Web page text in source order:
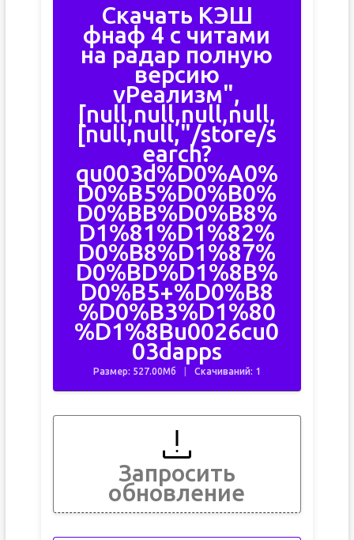
Скачать КЭШ
фнаф 4 с читами
на радар полную
версию
vРеализм",
[null,null,null,null,
[null,null,"/store/s
earch?
qu003d%D0%A0%
D0%B5%D0%B0%
D0%BB%D0%B8%
D1%81%D1%82%
D0%B8%D1%87%
D0%BD%D1%8B%
D0%B5+%D0%B8
%D0%B3%D1%80
%D1%8Bu0026cu0
03dapps
Размер: 527.00Мб Скачиваний: 1
Запросить
обновление